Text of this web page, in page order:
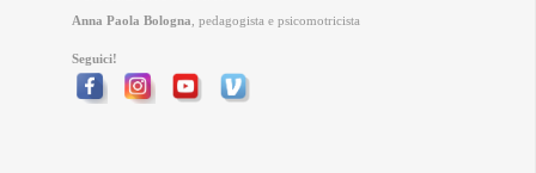
Anna Paola Bologna , pedagogista e psicomotricista
Seguici!